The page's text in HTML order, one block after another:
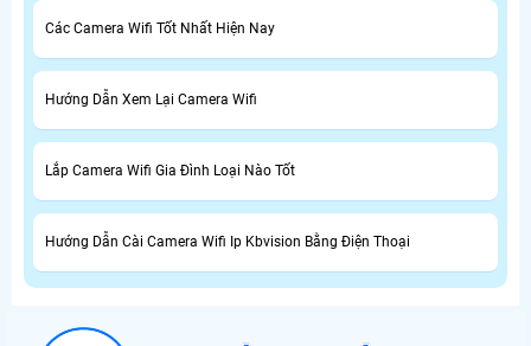
Các Camera Wifi Tốt Nhất Hiện Nay
Hướng Dẫn Xem Lại Camera Wifi
Lắp Camera Wifi Gia Đình Loại Nào Tốt
Hướng Dẫn Cài Camera Wifi Ip Kbvision Bằng Điện Thoại